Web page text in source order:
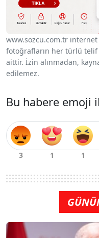
www.sozcu.com.tr internet
fotoğrafların her türlü telif
aittir. İzin alınmadan,
edilemez.
Bu habere emoji